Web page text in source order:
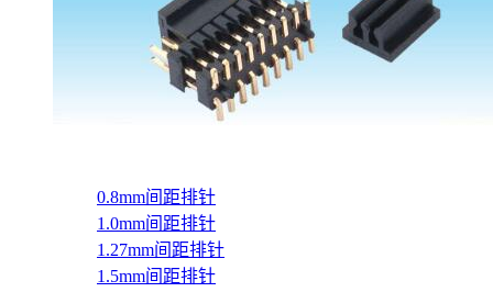
0.8mm间距排针
1.0mm间距排针
1.27mm间距排针
1.5mm间距排针